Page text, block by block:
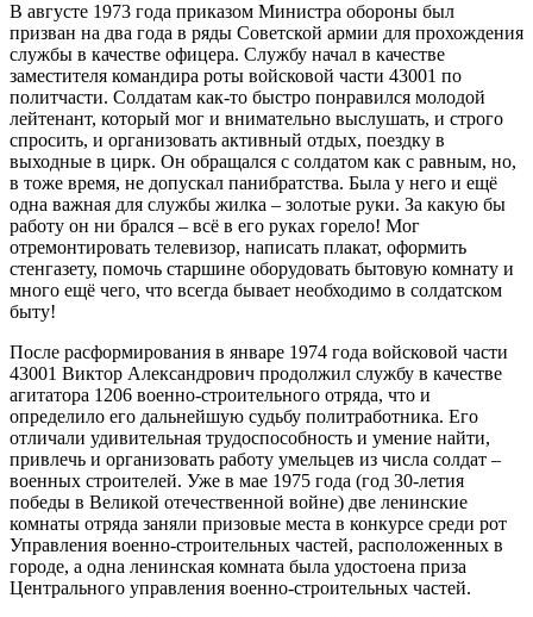
В августе 1973 года приказом Министра обороны был
призван на два года в ряды Советской армии для прохождения
службы в качестве офицера. Службу начал в качестве
заместителя командира роты войсковой части 43001 по
политчасти. Солдатам как-то быстро понравился молодой
лейтенант, который мог и внимательно выслушать, и строго
спросить, и организовать активный отдых, поездку в
выходные в цирк. Он обращался с солдатом как с равным, но,
в тоже время, не допускал панибратства. Была у него и ещё
одна важная для службы жилка – золотые руки. За какую бы
работу он ни брался – всё в его руках горело! Мог
отремонтировать телевизор, написать плакат, оформить
стенгазету, помочь старшине оборудовать бытовую комнату и
много ещё чего, что всегда бывает необходимо в солдатском
быту!
После расформирования в январе 1974 года войсковой части
43001 Виктор Александрович продолжил службу в качестве
агитатора 1206 военно-строительного отряда, что и
определило его дальнейшую судьбу политработника. Его
отличали удивительная трудоспособность и умение найти,
привлечь и организовать работу умельцев из числа солдат –
военных строителей. Уже в мае 1975 года (год 30-летия
победы в Великой отечественной войне) две ленинские
комнаты отряда заняли призовые места в конкурсе среди рот
Управления военно-строительных частей, расположенных в
городе, а одна ленинская комната была удостоена приза
Центрального управления военно-строительных частей.